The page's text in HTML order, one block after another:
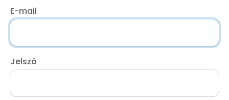
E-mail
Jelszó